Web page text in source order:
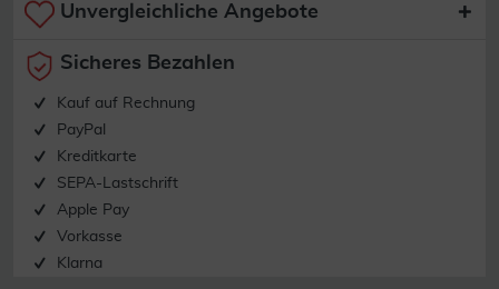
Unvergleichliche Angebote
Sicheres Bezahlen
Kauf auf Rechnung
PayPal
Kreditkarte
SEPA-Lastschrift
Apple Pay
Vorkasse
Klarna